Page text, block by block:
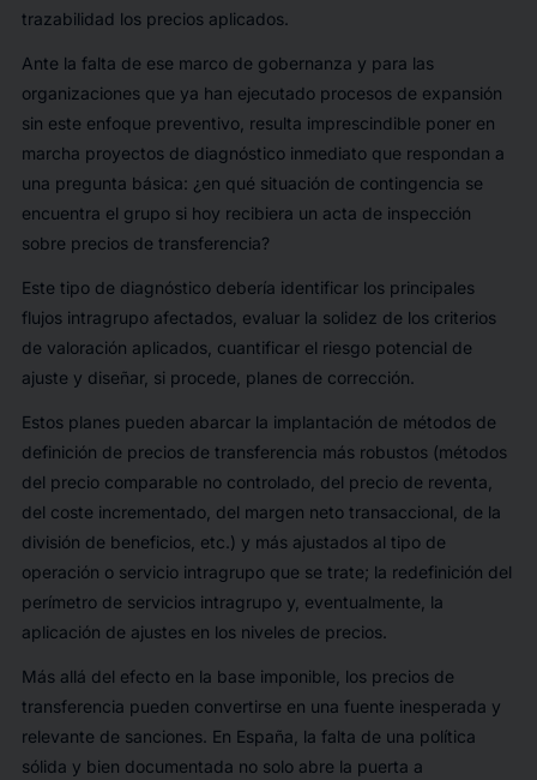
trazabilidad los precios aplicados.
Ante la falta de ese marco de gobernanza y para las
organizaciones que ya han ejecutado procesos de expansión
sin este enfoque preventivo, resulta imprescindible poner en
marcha proyectos de diagnóstico inmediato que respondan a
una pregunta básica: ¿en qué situación de contingencia se
encuentra el grupo si hoy recibiera un acta de inspección
sobre precios de transferencia?
Este tipo de diagnóstico debería identificar los principales
flujos intragrupo afectados, evaluar la solidez de los criterios
de valoración aplicados, cuantificar el riesgo potencial de
ajuste y diseñar, si procede, planes de corrección.
Estos planes pueden abarcar la implantación de métodos de
definición de precios de transferencia más robustos (métodos
del precio comparable no controlado, del precio de reventa,
del coste incrementado, del margen neto transaccional, de la
división de beneficios, etc.) y más ajustados al tipo de
operación o servicio intragrupo que se trate; la redefinición del
perímetro de servicios intragrupo y, eventualmente, la
aplicación de ajustes en los niveles de precios.
Más allá del efecto en la base imponible, los precios de
transferencia pueden convertirse en una fuente inesperada y
relevante de sanciones. En España, la falta de una política
sólida y bien documentada no solo abre la puerta a